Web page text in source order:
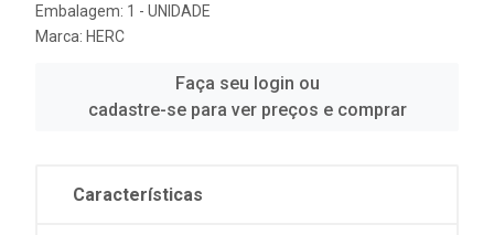
Embalagem: 1 - UNIDADE
Marca: HERC
Faça seu login ou
cadastre-se para ver preços e comprar
Características